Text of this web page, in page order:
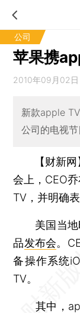
公司
苹果携
2010年09月02日
新款apple
公司的电视
【财新
会上，CEO
TV，并明确
美国当地
品发布会。
备操作系统
TV。
其中，